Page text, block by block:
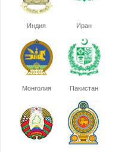
Индия Иран
Монголия Пакистан